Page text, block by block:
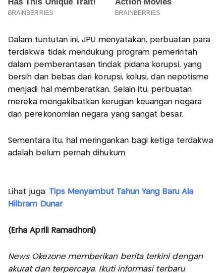
Dalam tuntutan ini, JPU menyatakan, perbuatan para
terdakwa tidak mendukung program pemerintah
dalam pemberantasan tindak pidana korupsi, yang
bersih dan bebas dari korupsi, kolusi, dan nepotisme
menjadi hal memberatkan. Selain itu, perbuatan
mereka mengakibatkan kerugian keuangan negara
dan perekonomian negara yang sangat besar.
Sementara itu, hal meringankan bagi ketiga terdakwa
adalah belum pernah dihukum.
Lihat juga: Tips Menyambut Tahun Yang Baru Ala
Hilbram Dunar
(Erha Aprili Ramadhoni)
News Okezone memberikan berita terkini dengan
akurat dan terpercaya. Ikuti informasi terbaru